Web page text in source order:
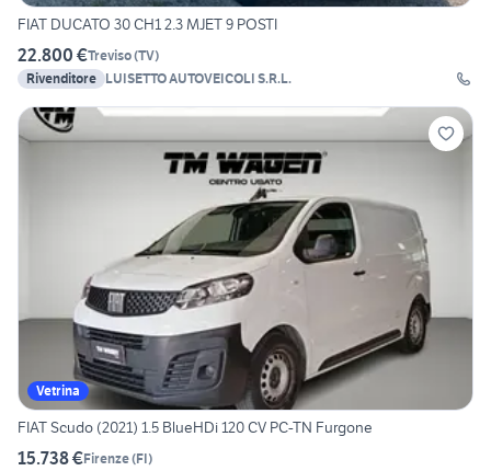
FIAT DUCATO 30 CH1 2.3 MJET 9 POSTI
22.800 €Treviso(TV)
Rivenditore LUISETTO AUTOVEICOLI S.R.L.
Vetrina
FIAT Scudo (2021) 1.5 BlueHDi 120 CV PC-TN Furgone
15.738 €Firenze(FI)